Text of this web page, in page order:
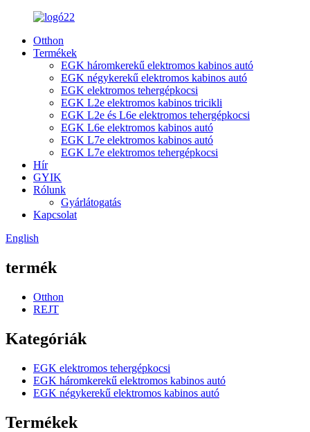
Otthon
Termékek
EGK háromkerekű elektromos kabinos autó
EGK négykerekű elektromos kabinos autó
EGK elektromos tehergépkocsi
EGK L2e elektromos kabinos tricikli
EGK L2e és L6e elektromos tehergépkocsi
EGK L6e elektromos kabinos autó
EGK L7e elektromos kabinos autó
EGK L7e elektromos tehergépkocsi
Hír
GYIK
Rólunk
Gyárlátogatás
Kapcsolat
English
termék
Otthon
REJT
Kategóriák
EGK elektromos tehergépkocsi
EGK háromkerekű elektromos kabinos autó
EGK négykerekű elektromos kabinos autó
Termékek